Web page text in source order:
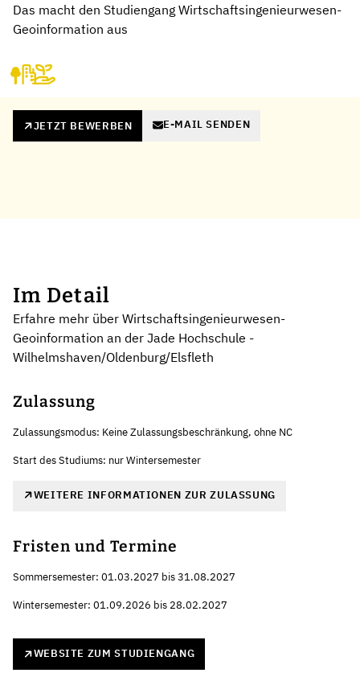
Das macht den Studiengang Wirtschaftsingenieurwesen-
Geoinformation aus
JETZT BEWERBEN E-MAIL SENDEN
Im Detail
Erfahre mehr über Wirtschaftsingenieurwesen-
Geoinformation an der Jade Hochschule -
Wilhelmshaven/Oldenburg/Elsfleth
Zulassung
Zulassungsmodus: Keine Zulassungsbeschränkung, ohne NC
Start des Studiums: nur Wintersemester
WEITERE INFORMATIONEN ZUR ZULASSUNG
Fristen und Termine
Sommersemester: 01.03.2027 bis 31.08.2027
Wintersemester: 01.09.2026 bis 28.02.2027
WEBSITE ZUM STUDIENGANG